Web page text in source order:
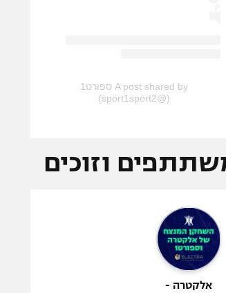
A post shared by ספורט1
(@sport1sport2)
וזוכים
אלקטרה -